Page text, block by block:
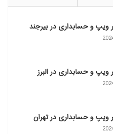
ویپ و حسابداری در بیرجند
و حسابداری در البرز
ویپ و حسابداری در تهران